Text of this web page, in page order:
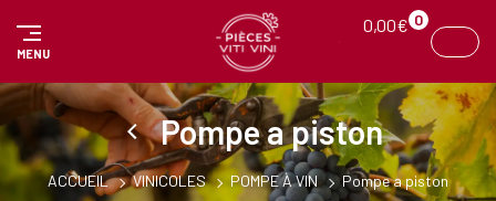
MENU
0,00€ 0
Pompe a piston
ACCUEIL VINICOLES POMPE À VIN Pompe a piston
Panneau de gestion des cookies